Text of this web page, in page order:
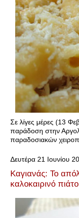
Σε λίγες μέρες (13
παράδοση στην
παραδοσιακών
Δευτέρα 21 Ιουνίου
Καγιανάς: Το
καλοκαιρινό πιάτο